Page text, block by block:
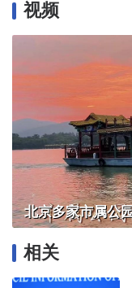
视频
相关